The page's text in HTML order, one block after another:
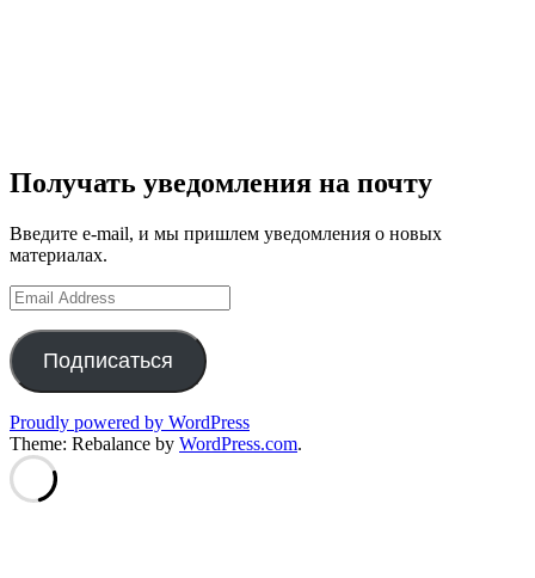
Получать уведомления на почту
Введите e-mail, и мы пришлем уведомления о новых
материалах.
Email
Address
Подписаться
Proudly powered by WordPress
Theme: Rebalance by WordPress.com.